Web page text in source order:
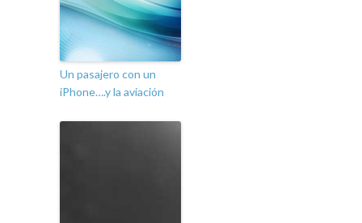
Un pasajero con un
iPhone….y la aviación